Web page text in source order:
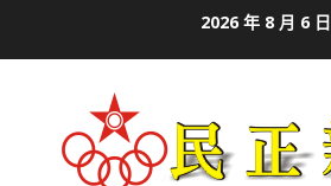
2026 年 8 月 6 日